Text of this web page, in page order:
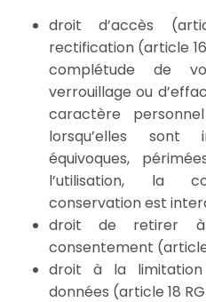
droit d’accès
rectification (article
complétude de
verrouillage ou
caractère
lorsqu’elles sont
équivoques,
l’utilisation, la
conservation est
droit de retirer
consentement (article
droit à la
données (article 18